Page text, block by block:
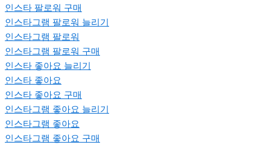
인스타 팔로워 구매
인스타그램 팔로워 늘리기
인스타그램 팔로워
인스타그램 팔로워 구매
인스타 좋아요 늘리기
인스타 좋아요
인스타 좋아요 구매
인스타그램 좋아요 늘리기
인스타그램 좋아요
인스타그램 좋아요 구매